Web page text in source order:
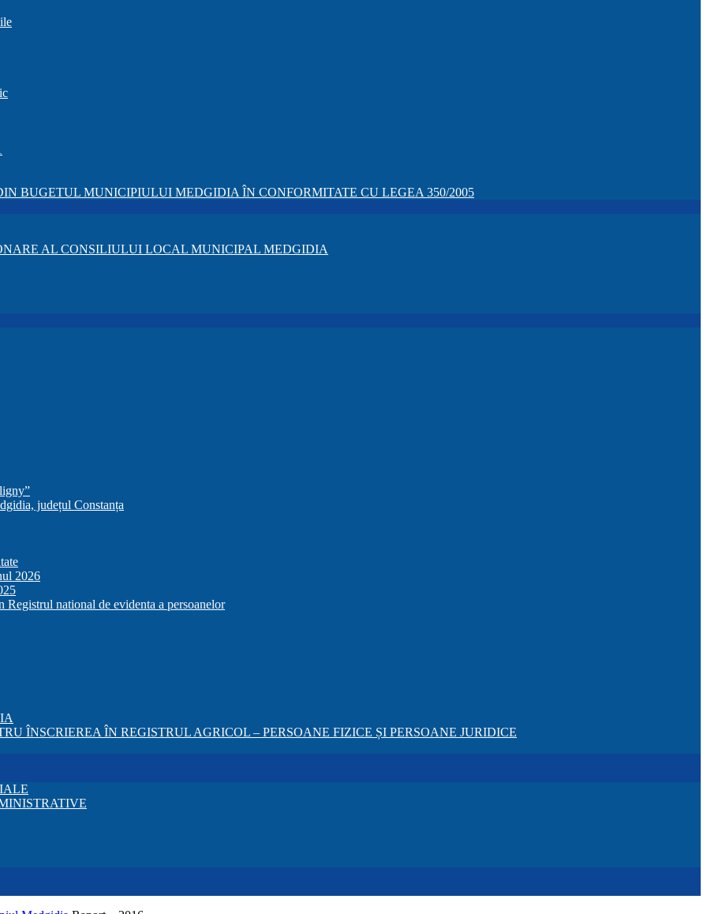
BUGETUL MUNICIPIULUI MEDGIDIA ÎN CONFORMITATE CU LEGEA 350/2005
AL CONSILIULUI LOCAL MUNICIPAL MEDGIDIA
județul Constanța
2026
national de evidenta a persoanelor
ÎNSCRIEREA ÎN REGISTRUL AGRICOL – PERSOANE FIZICE ȘI PERSOANE JURIDICE